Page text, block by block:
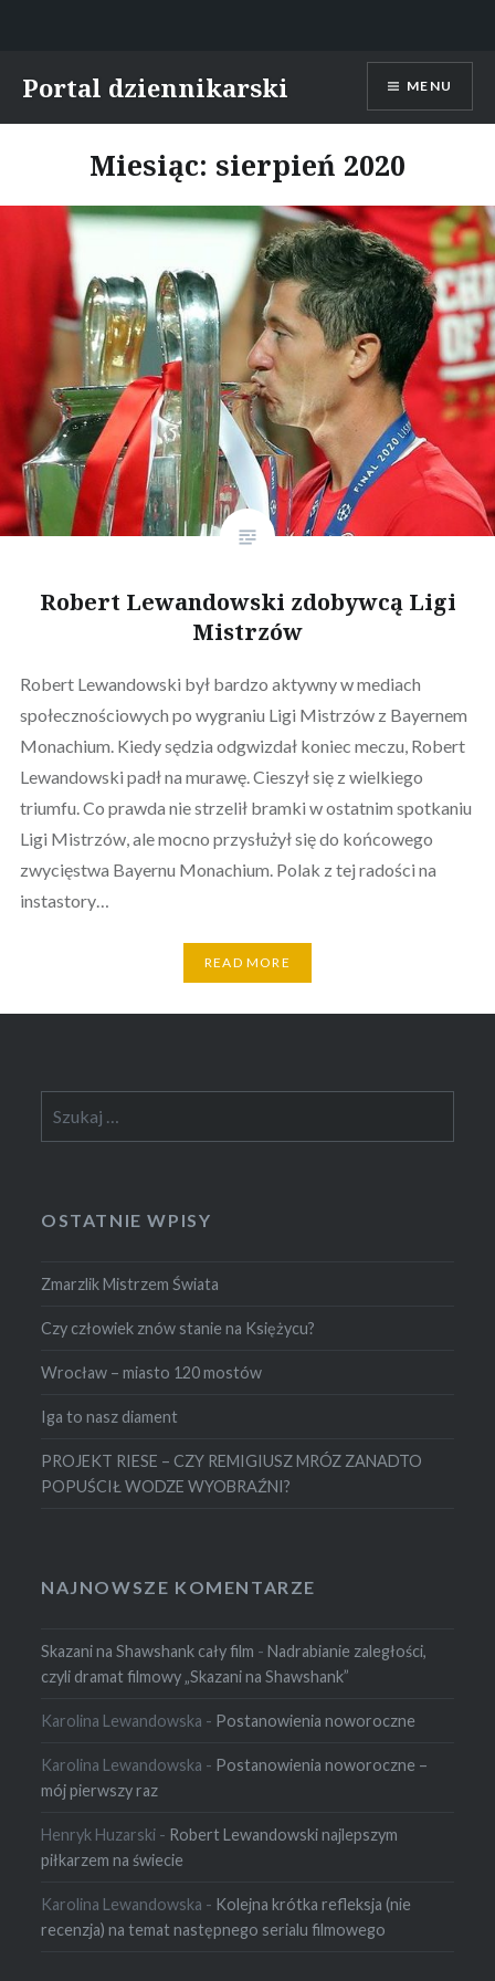
content
Portal dziennikarski MENU
Miesiąc: sierpień 2020
Robert Lewandowski zdobywcą Ligi
Mistrzów
Robert Lewandowski był bardzo aktywny w mediach
społecznościowych po wygraniu Ligi Mistrzów z Bayernem
Monachium. Kiedy sędzia odgwizdał koniec meczu, Robert
Lewandowski padł na murawę. Cieszył się z wielkiego
triumfu. Co prawda nie strzelił bramki w ostatnim spotkaniu
Ligi Mistrzów, ale mocno przysłużył się do końcowego
zwycięstwa Bayernu Monachium. Polak z tej radości na
instastory…
READ MORE
OSTATNIE WPISY
Zmarzlik Mistrzem Świata
Czy człowiek znów stanie na Księżycu?
Wrocław – miasto 120 mostów
Iga to nasz diament
PROJEKT RIESE – CZY REMIGIUSZ MRÓZ ZANADTO
POPUŚCIŁ WODZE WYOBRAŹNI?
NAJNOWSZE KOMENTARZE
Skazani na Shawshank cały film -Nadrabianie zaległości,
czyli dramat filmowy „Skazani na Shawshank”
Karolina Lewandowska - Postanowienia noworoczne
Karolina Lewandowska - Postanowienia noworoczne –
mój pierwszy raz
Henryk Huzarski - Robert Lewandowski najlepszym
piłkarzem na świecie
Karolina Lewandowska - Kolejna krótka refleksja (nie
recenzja) na temat następnego serialu filmowego